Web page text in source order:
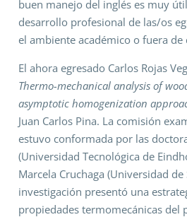
buen manejo del inglés es muy
desarrollo profesional de las/os
el ambiente académico o fuera de
El ahora egresado Carlos Rojas
Thermo-mechanical analysis of
asymptotic homogenization
Juan Carlos Pina. La comisión
estuvo conformada por las
(Universidad Tecnológica de
Marcela Cruchaga (Universidad de
investigación presentó una
propiedades termomecánicas del